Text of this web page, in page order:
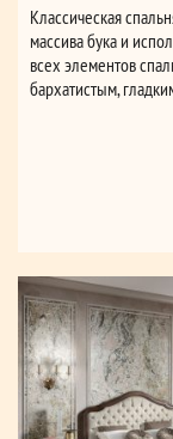
Классическая
массива бука и
всех элементов
бархатистым,